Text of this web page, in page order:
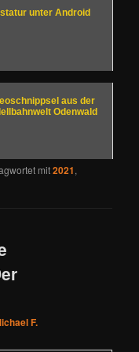
unter Android
aus der
Odenwald
mit2021,
F.